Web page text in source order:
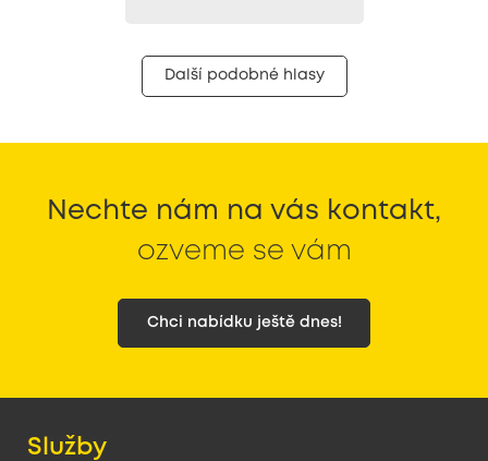
Další podobné hlasy
Nechte nám na vás kontakt,
ozveme se vám
Chci nabídku ještě dnes!
Služby